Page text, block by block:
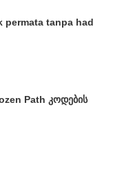
permata tanpa had
Path კოდების